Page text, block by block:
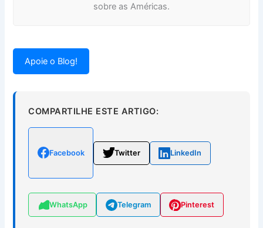
sobre as Américas.
Apoie o Blog!
COMPARTILHE ESTE ARTIGO:
Facebook Twitter LinkedIn
WhatsApp Telegram Pinterest